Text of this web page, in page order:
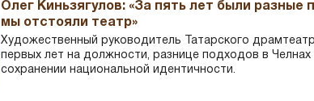
Олег Киньзягулов: «За пять лет были разные
мы отстояли театр»
Художественный руководитель Татарского
первых лет на должности, разнице подходов в Челнах
сохранении национальной идентичности.